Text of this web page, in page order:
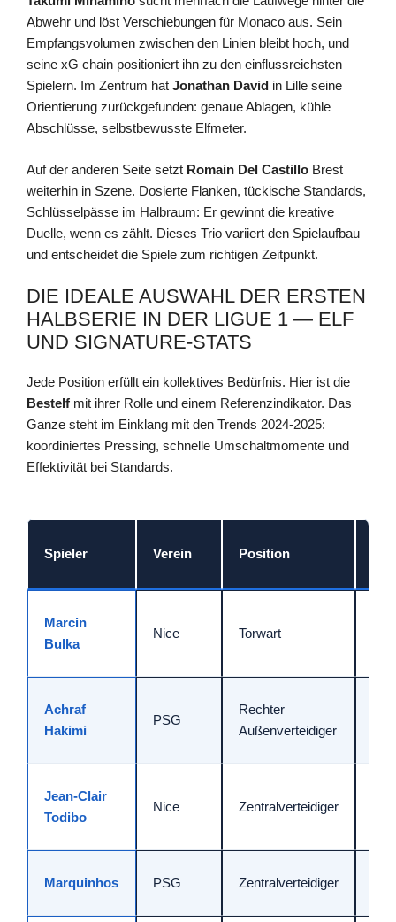
Abwehr und löst Verschiebungen für Monaco aus. Sein
Empfangsvolumen zwischen den Linien bleibt hoch, und
seine xG chain positioniert ihn zu den einflussreichsten
Spielern. Im Zentrum hat Jonathan David in Lille seine
Orientierung zurückgefunden: genaue Ablagen, kühle
Abschlüsse, selbstbewusste Elfmeter.
Auf der anderen Seite setzt Romain Del Castillo Brest
weiterhin in Szene. Dosierte Flanken, tückische Standards,
Schlüsselpässe im Halbraum: Er gewinnt die kreative
Duelle, wenn es zählt. Dieses Trio variiert den Spielaufbau
und entscheidet die Spiele zum richtigen Zeitpunkt.
DIE IDEALE AUSWAHL DER ERSTEN
HALBSERIE IN DER LIGUE 1 — ELF
UND SIGNATURE-STATS
Jede Position erfüllt ein kollektives Bedürfnis. Hier ist die
Bestelf mit ihrer Rolle und einem Referenzindikator. Das
Ganze steht im Einklang mit den Trends 2024‑2025:
koordiniertes Pressing, schnelle Umschaltmomente und
Effektivität bei Standards.
Spieler Verein Position
Marcin
Bulka
Nice Torwart
Achraf
Hakimi
PSG
Rechter
Außenverteidiger
Jean‑Clair
Todibo
Nice Zentralverteidiger
Marquinhos PSG Zentralverteidiger